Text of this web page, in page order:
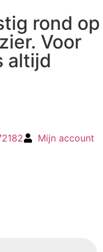
rond op
Voor
altijd
Mijn account